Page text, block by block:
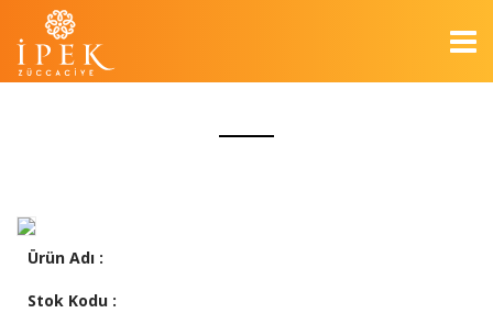
Ürün Adı :
Stok Kodu :